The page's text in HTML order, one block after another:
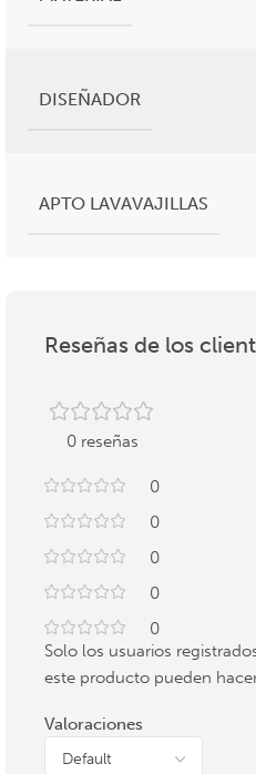
DISEÑADOR
APTO LAVAVAJILLAS
Reseñas de los
0 reseñas
0
0
0
0
0
Valoraciones
Solo los usuarios
este producto pueden